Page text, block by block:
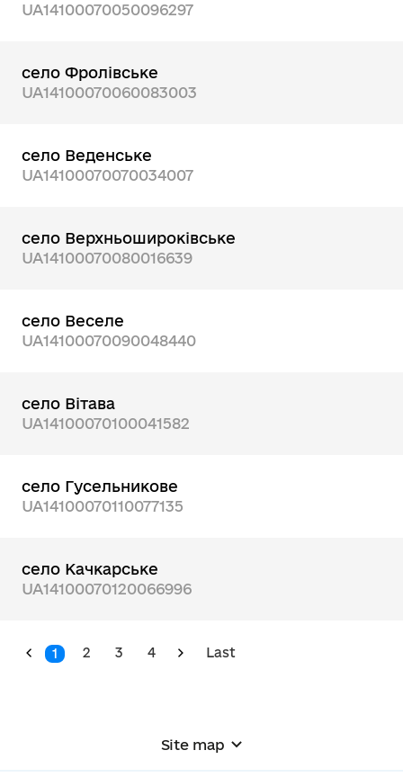
UA14100070050096297
село Фролівське
UA14100070060083003
село Веденське
UA14100070070034007
село Верхньошироківське
UA14100070080016639
село Веселе
UA14100070090048440
село Вітава
UA14100070100041582
село Гусельникове
UA14100070110077135
село Качкарське
UA14100070120066996
1 2 3 4 Last
Site map